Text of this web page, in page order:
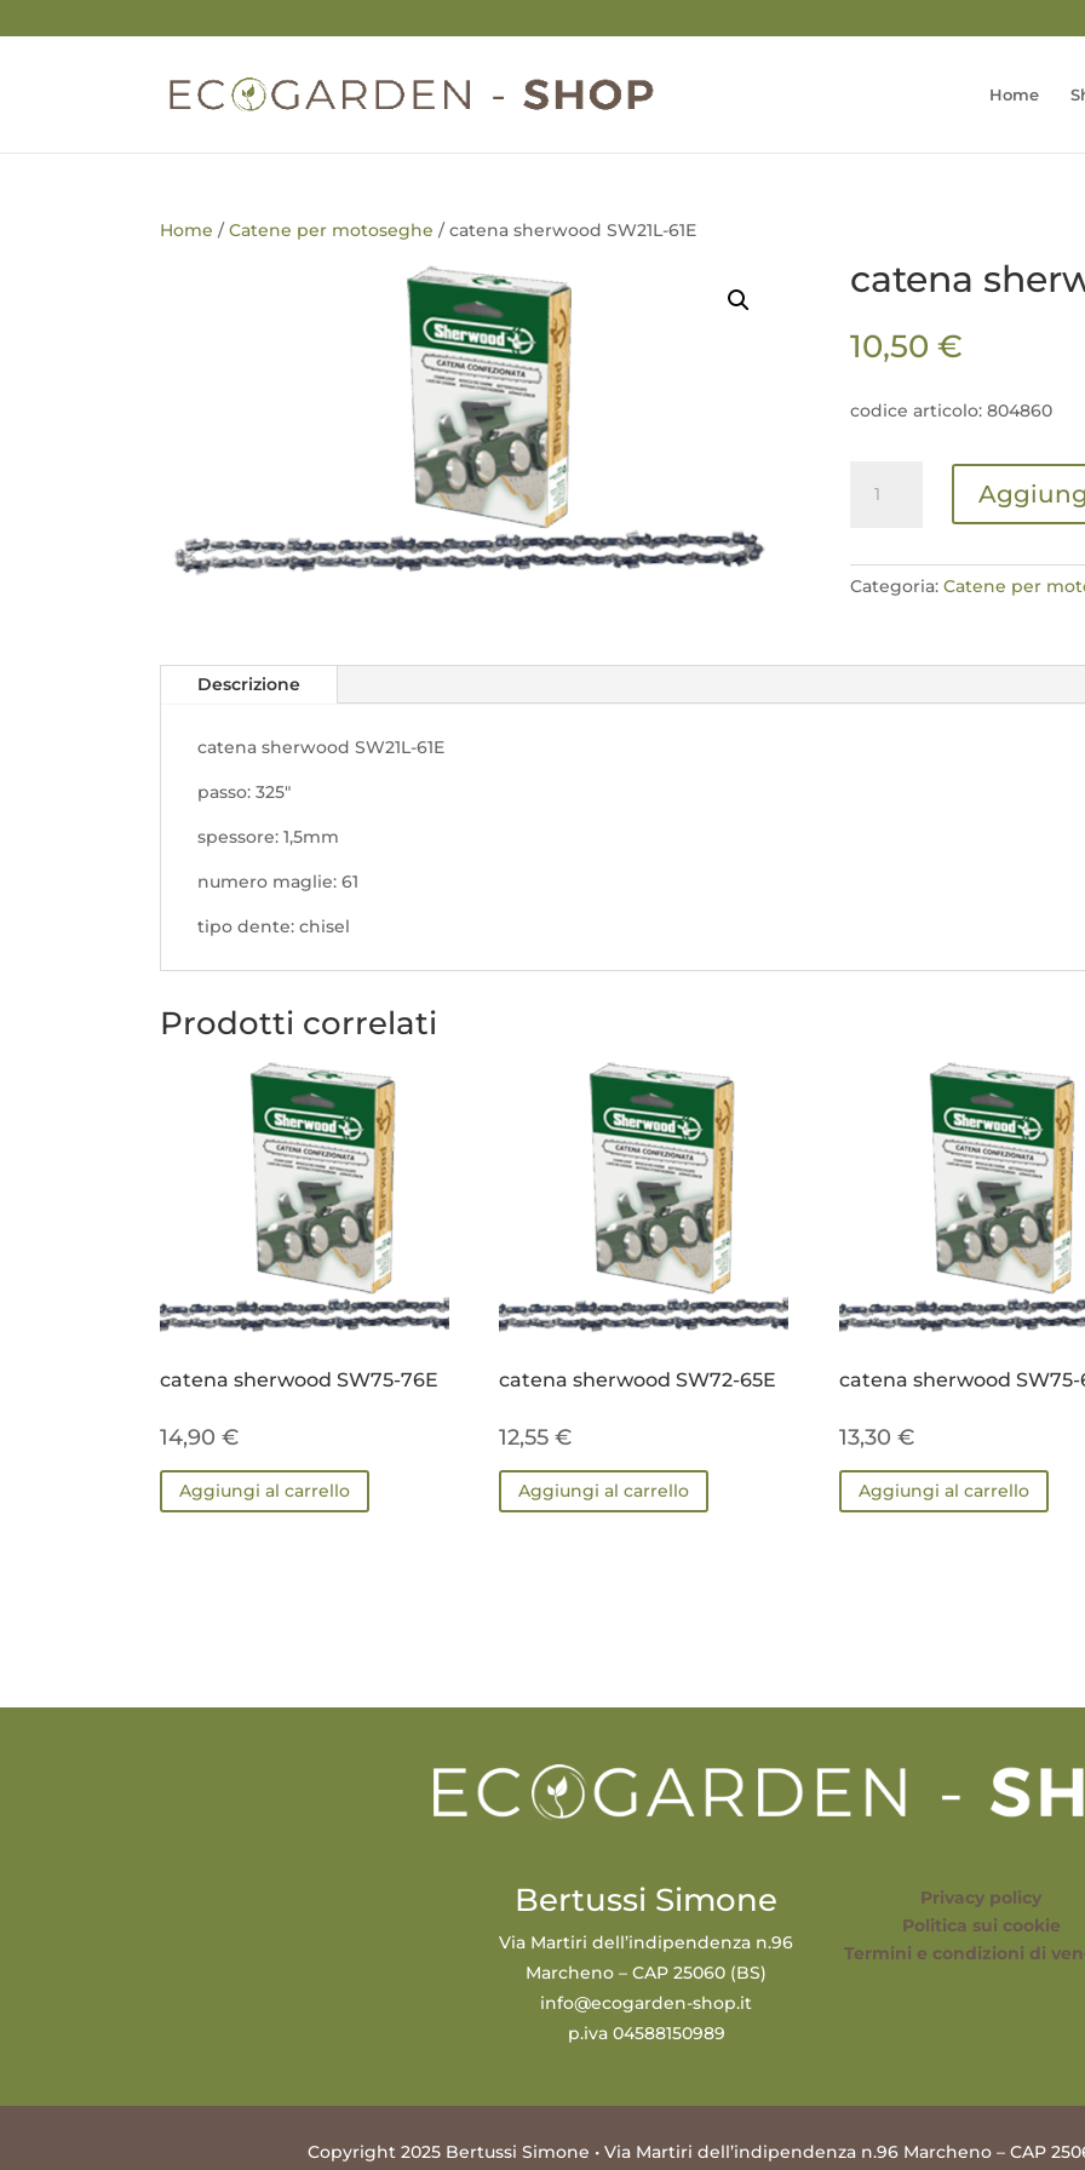
Home
Home /Catene per motoseghe / catena sherwood SW21L-61E
catena
10,50 €
codice articolo: 804860
sherwood
quantità
Categoria: Catene per
Descrizione
catena sherwood SW21L-61E
passo: 325"
spessore: 1,5mm
numero maglie: 61
tipo dente: chisel
Prodotti correlati
catena sherwood SW75-76E
14,90 €
Aggiungi al carrello
catena sherwood SW72-65E
12,55€
Aggiungi al carrello
catena sherwood SW75-
13,30 €
Aggiungi al carrello
Bertussi Simone
Via Martiri dell’indipendenza n.96
Marcheno – CAP 25060 (BS)
info@ecogarden-shop.it
p.iva 04588150989
Privacy policy
Politica sui cookie
Termini e condizioni di
Copyright 2025 Bertussi Simone • Via Martiri dell’indipendenza n.96 Marcheno – CAP